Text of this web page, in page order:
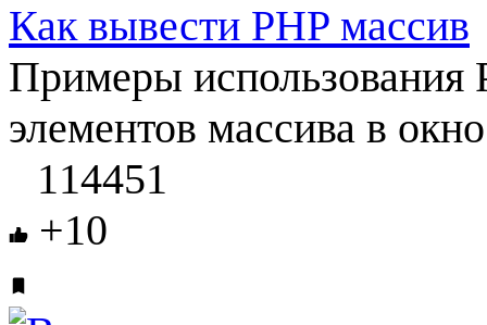
Как вывести PHP массив
Примеры использования
элементов массива в
114451
+10